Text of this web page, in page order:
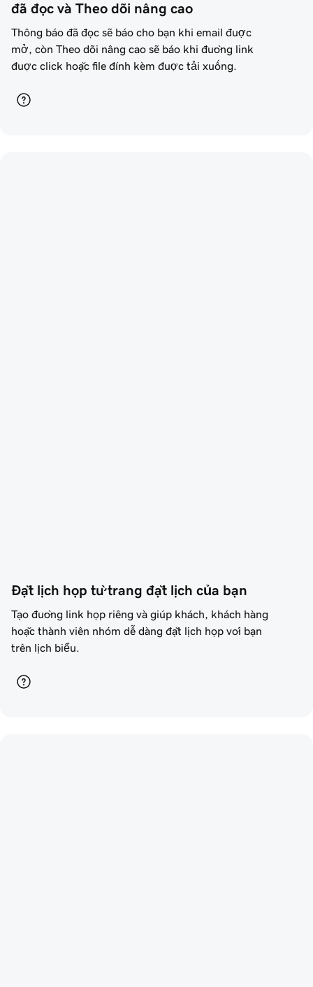
đã đọc và Theo dõi nâng cao
Thông báo đã đọc sẽ báo cho bạn khi email được
mở, còn Theo dõi nâng cao sẽ báo khi đường link
được click hoặc file đính kèm được tải xuống.
Đặt lịch họp từ trang đặt lịch của bạn
Tạo đường link họp riêng và giúp khách, khách hàng
hoặc thành viên nhóm dễ dàng đặt lịch họp với bạn
trên lịch biểu.